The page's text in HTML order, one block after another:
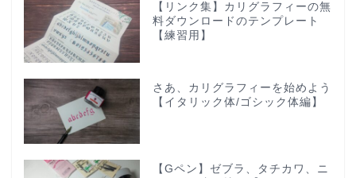
【リンク集】カリグラフィーの無
料ダウンロードのテンプレート
【練習用】
さあ、カリグラフィーを始めよう
【イタリック体/ゴシック体編】
【Gペン】ゼブラ、タチカワ、ニ